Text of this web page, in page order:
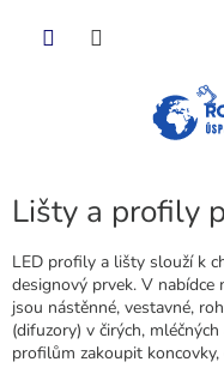
Lišty a profily
LED profily a lišty slouží k
designový prvek. V
jsou nástěnné, vestavné,
(difuzory) v čirých,
profilům zakoupit